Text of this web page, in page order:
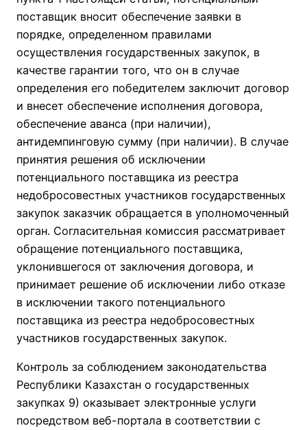
поставщик вносит обеспечение заявки в
порядке, определенном правилами
осуществления государственных закупок, в
качестве гарантии того, что он в случае
определения его победителем заключит договор
и внесет обеспечение исполнения договора,
обеспечение аванса (при наличии),
антидемпинговую сумму (при наличии). В случае
принятия решения об исключении
потенциального поставщика из реестра
недобросовестных участников государственных
закупок заказчик обращается в уполномоченный
орган. Согласительная комиссия рассматривает
обращение потенциального поставщика,
уклонившегося от заключения договора, и
принимает решение об исключении либо отказе
в исключении такого потенциального
поставщика из реестра недобросовестных
участников государственных закупок.
Контроль за соблюдением законодательства
Республики Казахстан о государственных
закупках 9) оказывает электронные услуги
посредством веб-портала в соответствии с